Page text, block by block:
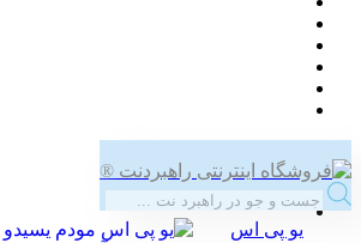
Products
search
محصولات
یو پی اس